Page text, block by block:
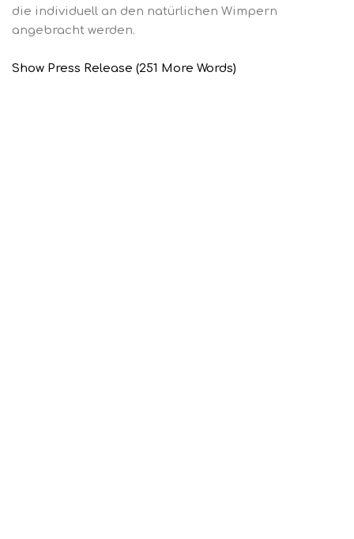
die individuell an den natürlichen Wimpern
angebracht werden.
Show Press Release (251 More Words)